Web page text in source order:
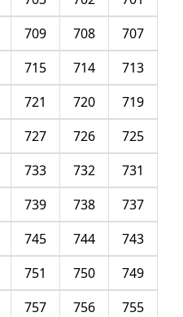
707
708
709
713
714
715
719
720
721
725
726
727
731
732
733
737
738
739
743
744
745
749
750
751
755
756
757